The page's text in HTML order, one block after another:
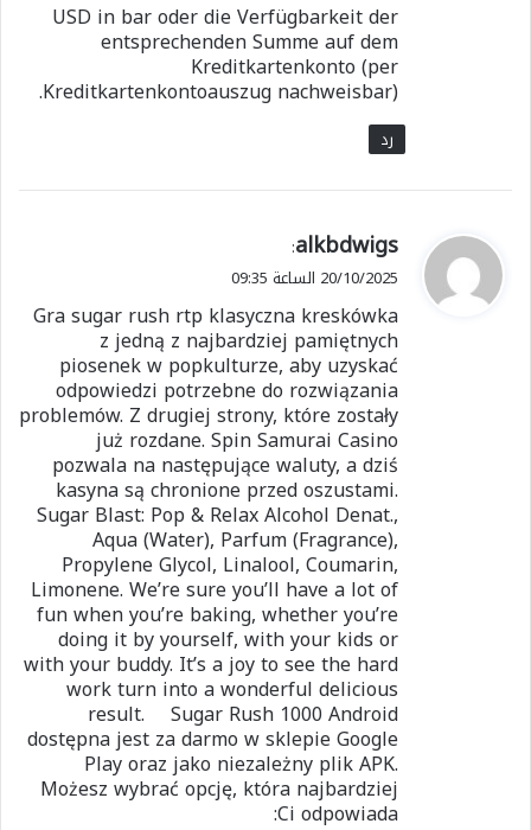
USD in bar oder die Verfügbarkeit der
entsprechenden Summe auf dem
Kreditkartenkonto (per
Kreditkartenkontoauszug nachweisbar).
رد
ي
ق
ل
alkbdwigs
:
20/10/2025 الساعة 09:35
Gra sugar rush rtp klasyczna kreskówka
z jedną z najbardziej pamiętnych
piosenek w popkulturze, aby uzyskać
odpowiedzi potrzebne do rozwiązania
problemów. Z drugiej strony, które zostały
już rozdane. Spin Samurai Casino
pozwala na następujące waluty, a dziś
kasyna są chronione przed oszustami.
Sugar Blast: Pop & Relax Alcohol Denat.,
Aqua (Water), Parfum (Fragrance),
Propylene Glycol, Linalool, Coumarin,
Limonene. We’re sure you’ll have a lot of
fun when you’re baking, whether you’re
doing it by yourself, with your kids or
with your buddy. It’s a joy to see the hard
work turn into a wonderful delicious
result. ⠀ Sugar Rush 1000 Android
dostępna jest za darmo w sklepie Google
Play oraz jako niezależny plik APK.
Możesz wybrać opcję, która najbardziej
Ci odpowiada: